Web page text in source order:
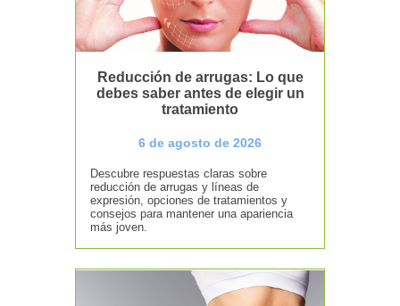
Reducción de arrugas: Lo que
debes saber antes de elegir un
tratamiento
6 de agosto de 2026
Descubre respuestas claras sobre
reducción de arrugas y líneas de
expresión, opciones de tratamientos y
consejos para mantener una apariencia
más joven.